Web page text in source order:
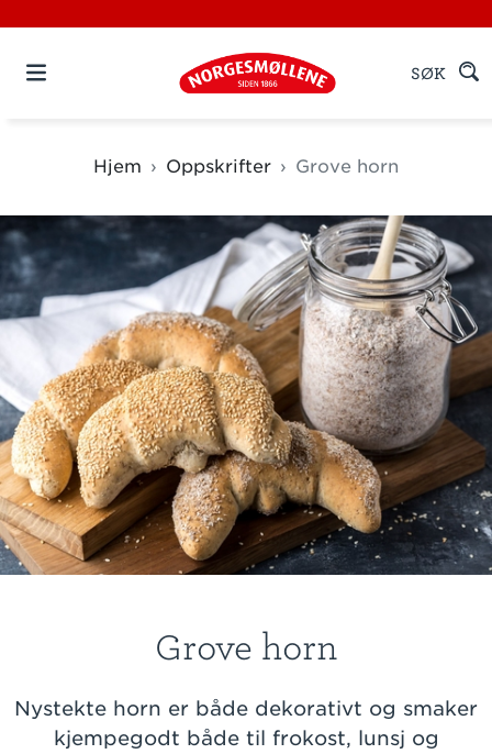
SØK
Hjem Oppskrifter Grove horn
Grove horn
Nystekte horn er både dekorativt og smaker
kjempegodt både til frokost, lunsj og